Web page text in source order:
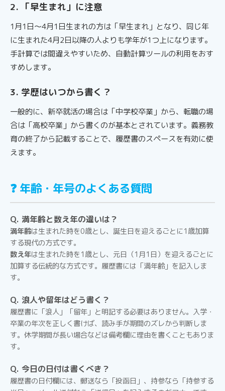
2. 「早生まれ」に注意
1月1日〜4月1日生まれの方は「早生まれ」となり、同じ年
に生まれた4月2日以降の人よりも学年が1つ上になります。
手計算では間違えやすいため、自動計算ツールの利用をおす
すめします。
3. 学歴はいつから書く？
一般的に、新卒就活の場合は「中学校卒業」から、転職の場
合は「高校卒業」から書くのが基本とされています。義務教
育の終了から記載することで、履歴書のスペースを有効に使
えます。
❓ 年齢・年号のよくある質問
Q. 満年齢と数え年の違いは？
満年齢は生まれた時を0歳とし、誕生日を迎えるごとに1歳加算
する現代の方式です。
数え年は生まれた時を1歳とし、元日（1月1日）を迎えるごとに
加算する伝統的な方式です。履歴書には「満年齢」を記入しま
す。
Q. 浪人や留年はどう書く？
履歴書に「浪人」「留年」と明記する必要はありません。入学・
卒業の年次を正しく書けば、読み手が期間のズレから判断しま
す。休学期間が長い場合などは備考欄に理由を書くこともありま
す。
Q. 今日の日付は書くべき？
履歴書の日付欄には、郵送なら「投函日」、持参なら「持参する